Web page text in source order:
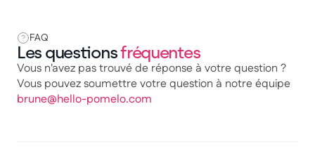
FAQ
Les questionsfréquentes
Vous n'avez pas trouvé de réponse à votre question ?
Vous pouvez soumettre votre question à notre équipe
brune@hello-pomelo.com